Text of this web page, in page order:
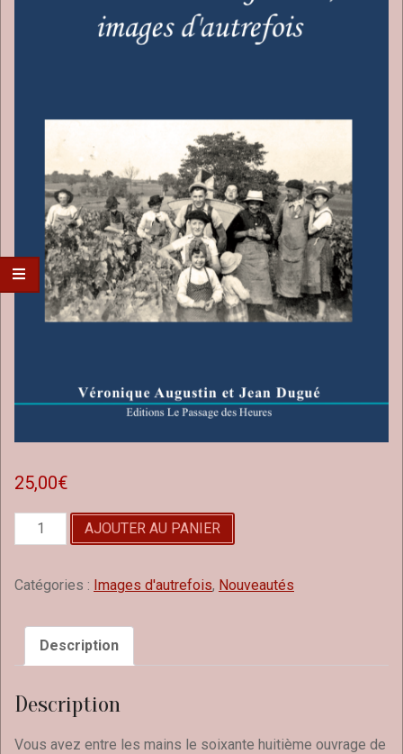
25,00€
quantité
de
Fort-
images
d'autrefois
AJOUTER AU PANIER
Catégories : Images d'autrefois, Nouveautés
Description
Description
Vous avez entre les mains le soixante huitième ouvrage de